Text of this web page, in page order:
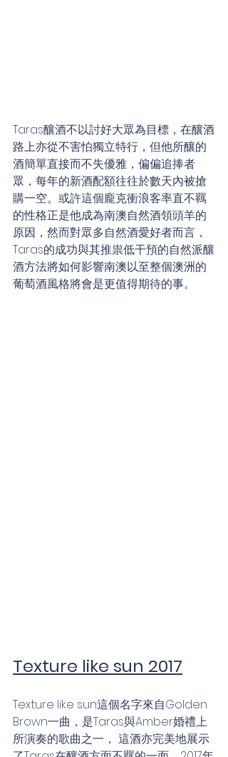
Taras釀酒不以討好大眾為目標，在釀酒
路上亦從不害怕獨立特行，但他所釀的
酒簡單直接而不失優雅，偏偏追捧者
眾，每年的新酒配額往往於數天內被搶
購一空。或許這個龐克衝浪客率直不羈
的性格正是他成為南澳自然酒領頭羊的
原因，然而對眾多自然酒愛好者而言，
Taras的成功與其推祟低干預的自然派釀
酒方法將如何影響南澳以至整個澳洲的
葡萄酒風格將會是更值得期待的事。
Texture like sun 2017
Texture like sun這個名字來自Golden
Brown一曲，是Taras與Amber婚禮上
所演奏的歌曲之一， 這酒亦完美地展示